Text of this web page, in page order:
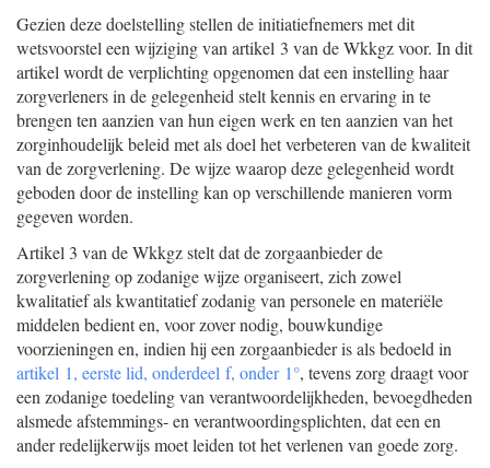
Gezien deze doelstelling stellen de initiatiefnemers met dit
wetsvoorstel een wijziging van artikel 3 van de Wkkgz voor. In dit
artikel wordt de verplichting opgenomen dat een instelling haar
zorgverleners in de gelegenheid stelt kennis en ervaring in te
brengen ten aanzien van hun eigen werk en ten aanzien van het
zorginhoudelijk beleid met als doel het verbeteren van de kwaliteit
van de zorgverlening. De wijze waarop deze gelegenheid wordt
geboden door de instelling kan op verschillende manieren vorm
gegeven worden.
Artikel 3 van de Wkkgz stelt dat de zorgaanbieder de
zorgverlening op zodanige wijze organiseert, zich zowel
kwalitatief als kwantitatief zodanig van personele en materiële
middelen bedient en, voor zover nodig, bouwkundige
voorzieningen en, indien hij een zorgaanbieder is als bedoeld in
artikel 1, eerste lid, onderdeel f, onder 1°, tevens zorg draagt voor
een zodanige toedeling van verantwoordelijkheden, bevoegdheden
alsmede afstemmings- en verantwoordingsplichten, dat een en
ander redelijkerwijs moet leiden tot het verlenen van goede zorg.